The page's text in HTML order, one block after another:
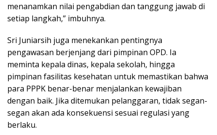
menanamkan nilai pengabdian dan tanggung jawab di
setiap langkah,” imbuhnya.
Sri Juniarsih juga menekankan pentingnya
pengawasan berjenjang dari pimpinan OPD. Ia
meminta kepala dinas, kepala sekolah, hingga
pimpinan fasilitas kesehatan untuk memastikan bahwa
para PPPK benar-benar menjalankan kewajiban
dengan baik. Jika ditemukan pelanggaran, tidak segan-
segan akan ada konsekuensi sesuai regulasi yang
berlaku.